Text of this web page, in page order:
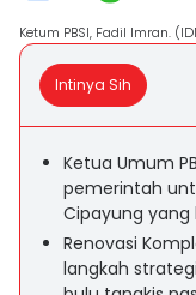
Ketum PBSI, Fadil Imran.
Intinya Sih
Ketua Umum
pemerintah
Cipayung yang
Renovasi
langkah